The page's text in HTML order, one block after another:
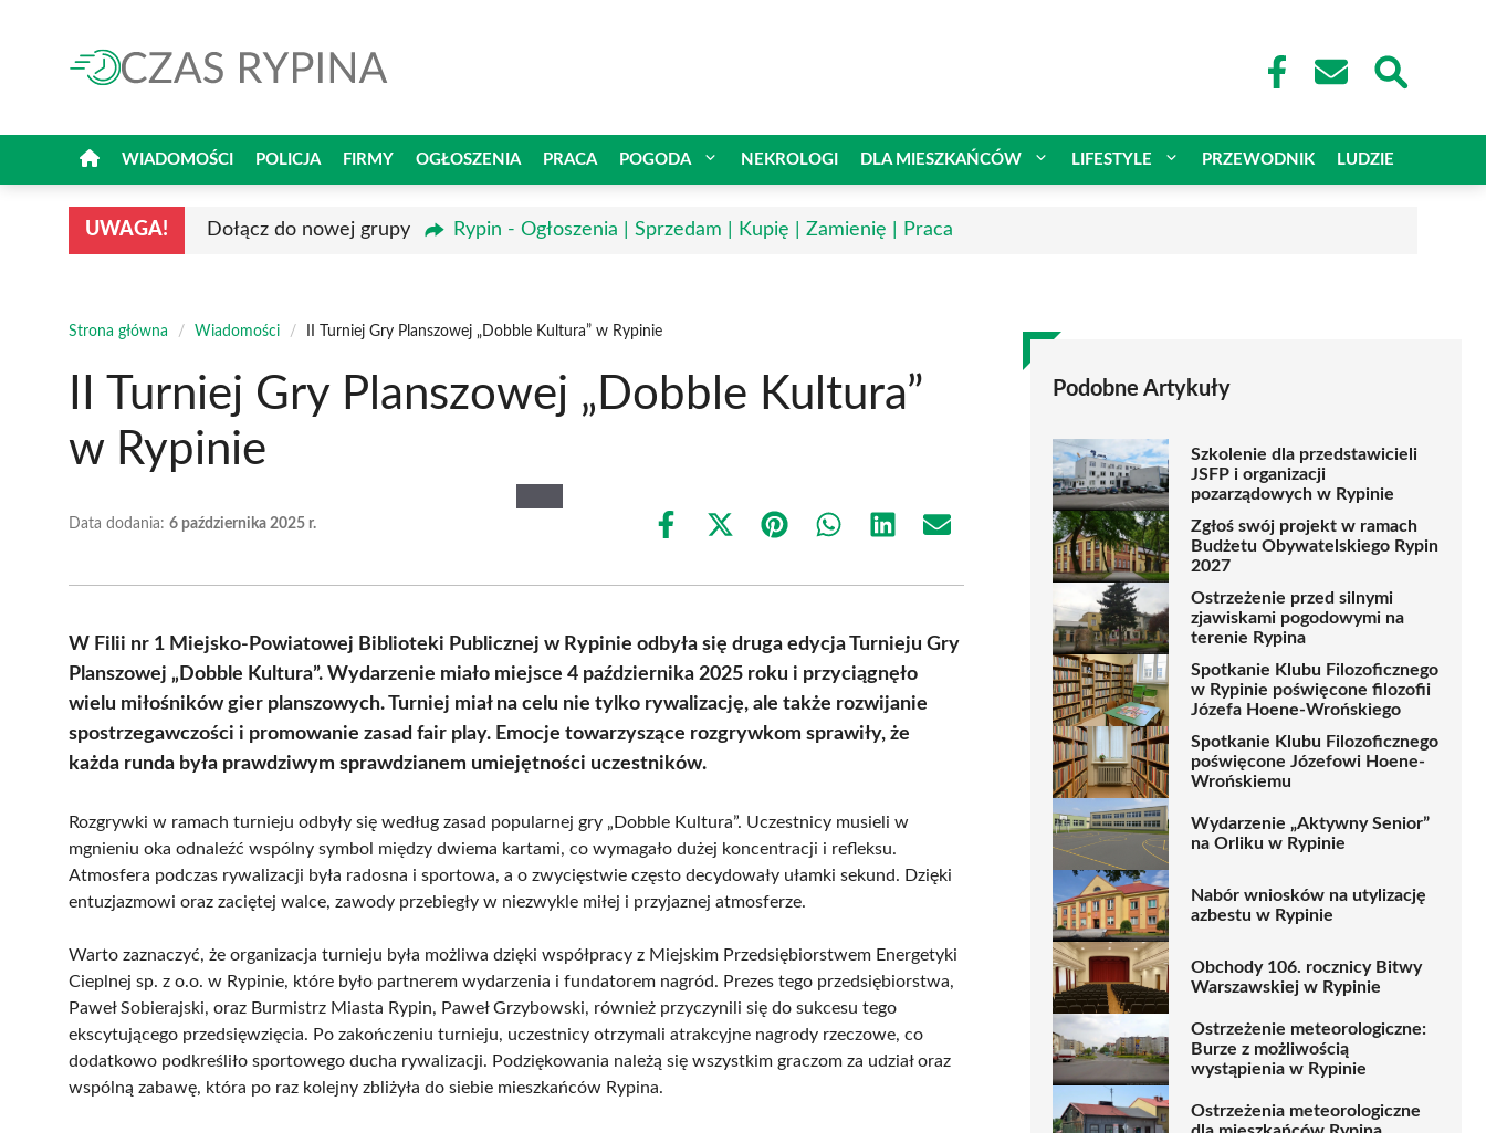
WIADOMOŚCI POLICJA FIRMY OGŁOSZENIA PRACA POGODA NEKROLOGI DLA MIESZKAŃCÓW LIFESTYLE PRZEWODNIK LUDZIE
UWAGA! Dołącz do nowej grupy Rypin - Ogłoszenia | Sprzedam | Kupię | Zamienię | Praca
Strona główna / Wiadomości / II Turniej Gry Planszowej „Dobble Kultura” w Rypinie
II Turniej Gry Planszowej „Dobble Kultura”
w Rypinie
Data dodania: 6 października 2025 r.
Share
Share
(Twitter)
Share Share Share Share
W Filii nr 1 Miejsko-Powiatowej Biblioteki Publicznej w Rypinie odbyła się druga edycja Turnieju Gry
Planszowej „Dobble Kultura”. Wydarzenie miało miejsce 4 października 2025 roku i przyciągnęło
wielu miłośników gier planszowych. Turniej miał na celu nie tylko rywalizację, ale także rozwijanie
spostrzegawczości i promowanie zasad fair play. Emocje towarzyszące rozgrywkom sprawiły, że
każda runda była prawdziwym sprawdzianem umiejętności uczestników.
Rozgrywki w ramach turnieju odbyły się według zasad popularnej gry „Dobble Kultura”. Uczestnicy musieli w
mgnieniu oka odnaleźć wspólny symbol między dwiema kartami, co wymagało dużej koncentracji i refleksu.
Atmosfera podczas rywalizacji była radosna i sportowa, a o zwycięstwie często decydowały ułamki sekund. Dzięki
entuzjazmowi oraz zaciętej walce, zawody przebiegły w niezwykle miłej i przyjaznej atmosferze.
Warto zaznaczyć, że organizacja turnieju była możliwa dzięki współpracy z Miejskim Przedsiębiorstwem Energetyki
Cieplnej sp. z o.o. w Rypinie, które było partnerem wydarzenia i fundatorem nagród. Prezes tego przedsiębiorstwa,
Paweł Sobierajski, oraz Burmistrz Miasta Rypin, Paweł Grzybowski, również przyczynili się do sukcesu tego
ekscytującego przedsięwzięcia. Po zakończeniu turnieju, uczestnicy otrzymali atrakcyjne nagrody rzeczowe, co
dodatkowo podkreśliło sportowego ducha rywalizacji. Podziękowania należą się wszystkim graczom za udział oraz
wspólną zabawę, która po raz kolejny zbliżyła do siebie mieszkańców Rypina.
Podobne Artykuły
Szkolenie dla przedstawicieli
JSFP i organizacji
pozarządowych w Rypinie
Zgłoś swój projekt w ramach
Budżetu Obywatelskiego Rypin
2027
Ostrzeżenie przed silnymi
zjawiskami pogodowymi na
terenie Rypina
Spotkanie Klubu Filozoficznego
w Rypinie poświęcone filozofii
Józefa Hoene-Wrońskiego
Spotkanie Klubu Filozoficznego
poświęcone Józefowi Hoene-
Wrońskiemu
Wydarzenie „Aktywny Senior”
na Orliku w Rypinie
Nabór wniosków na utylizację
azbestu w Rypinie
Obchody 106. rocznicy Bitwy
Warszawskiej w Rypinie
Ostrzeżenie meteorologiczne:
Burze z możliwością
wystąpienia w Rypinie
Ostrzeżenia meteorologiczne